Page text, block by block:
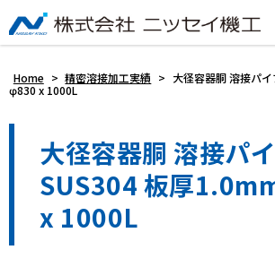
Home > 精密溶接加工実績 > 大径容器胴 溶接パ
φ830 x 1000L
大径容器胴 溶接パ
SUS304 板厚
x 1000L